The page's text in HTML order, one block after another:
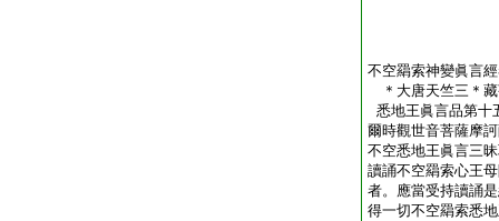
不空羂索神變眞言
＊大唐天竺三＊
悉地王眞言品第十
爾時觀世音菩薩摩
不空悉地王眞言三
讀誦不空羂索心王
者。應當受持讀誦
得一切不空羂索悉